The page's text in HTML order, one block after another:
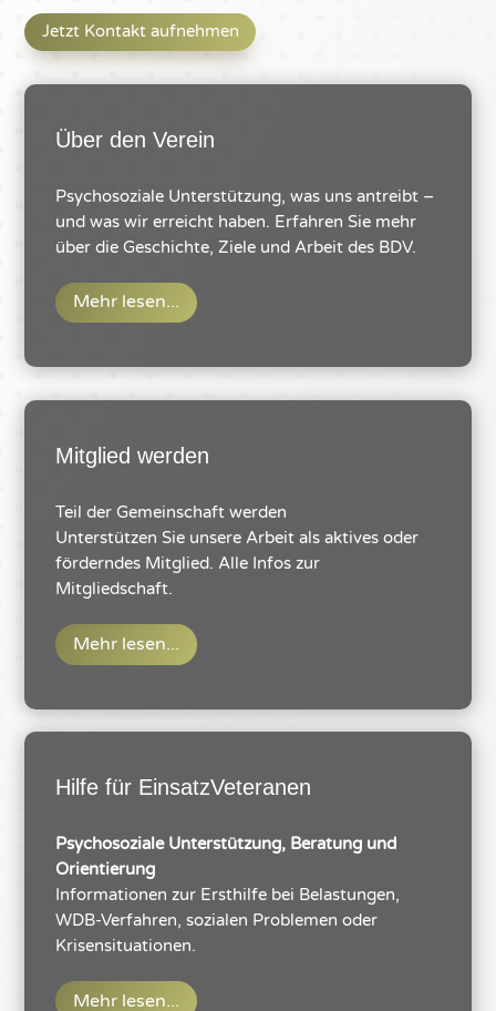
Jetzt Kontakt aufnehmen
Über den Verein
Psychosoziale Unterstützung, was uns antreibt –
und was wir erreicht haben. Erfahren Sie mehr
über die Geschichte, Ziele und Arbeit des BDV.
Mehr lesen...
Mitglied werden
Teil der Gemeinschaft werden
Unterstützen Sie unsere Arbeit als aktives oder
förderndes Mitglied. Alle Infos zur
Mitgliedschaft.
Mehr lesen...
Hilfe für EinsatzVeteranen
Psychosoziale Unterstützung, Beratung und
Orientierung
Informationen zur Ersthilfe bei Belastungen,
WDB-Verfahren, sozialen Problemen oder
Krisensituationen.
Mehr lesen...